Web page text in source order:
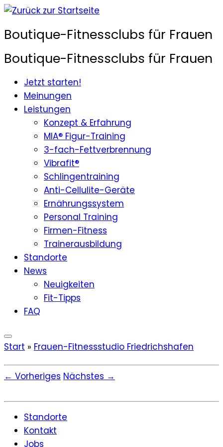
Zum
springen
Boutique-Fitnessclubs für Frauen
Boutique-Fitnessclubs für Frauen
Jetzt starten!
Meinungen
Leistungen
Konzept & Erfahrung
MIA® Figur-Training
3-fach-Fettverbrennung
Vibrafit®
Schlingentraining
Anti-Cellulite-Geräte
Ernährungssystem
Personal Training
Firmen-Fitness
Trainerausbildung
Standorte
News
Neuigkeiten
Fit-Tipps
FAQ
Start » Frauen-Fitnessstudio Friedrichshafen
← Vorheriges Nächstes →
Standorte
Kontakt
Jobs